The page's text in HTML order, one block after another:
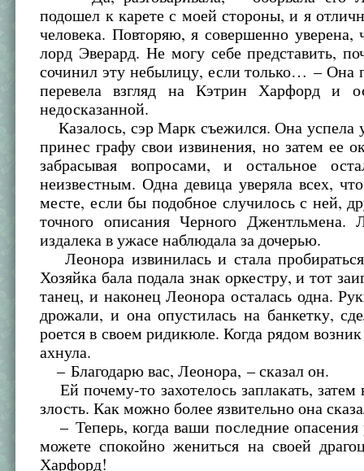
подошел к карете с моей стороны, и я
человека. Повторяю, я совершенно уверена,
лорд Эверард. Не могу себе представить,
сочинил эту небылицу, если только… – Она
перевела взгляд на Кэтрин Харфорд и
недосказанной.
Казалось, сэр Марк съежился. Она успела
принес графу свои извинения, но затем ее
забрасывая вопросами, и остальное
неизвестным. Одна девица уверяла всех,
месте, если бы подобное случилось с ней,
точного описания Черного Джентльмена.
издалека в ужасе наблюдала за дочерью.
Леонора извинилась и стала
Хозяйка бала подала знак оркестру, и тот
танец, и наконец Леонора осталась одна.
дрожали, и она опустилась на банкетку,
роется в своем ридикюле. Когда рядом
ахнула.
– Благодарю вас, Леонора, – сказал он.
Ей почему-то захотелось заплакать, затем
злость. Как можно более язвительно она
– Теперь, когда ваши последние опасения
можете спокойно жениться на своей
Харфорд!